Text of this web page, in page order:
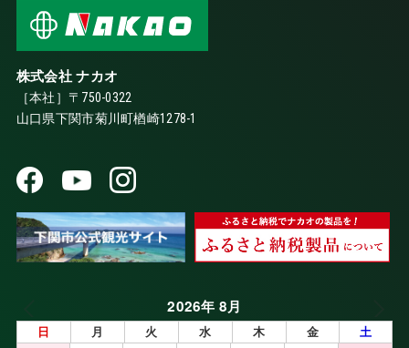
株式会社 ナカオ
［本社］〒750-0322
山口県下関市菊川町楢崎1278-1
2026年 8月
日 月 火 水 木 金 土